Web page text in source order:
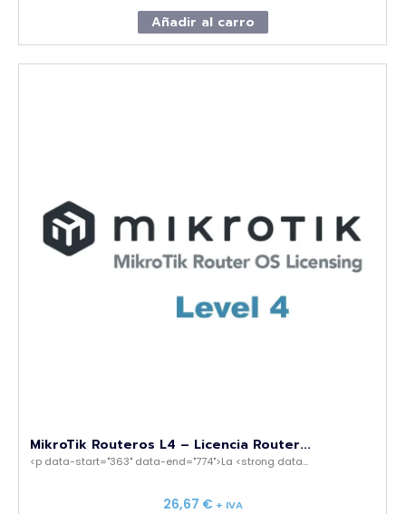
Añadir al carro
MikroTik Routeros L4 – Licencia Router...
<p data-start="363" data-end="774">La <strong data...
26,67 € + IVA